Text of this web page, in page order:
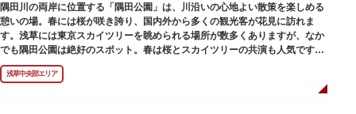
隅田川の両岸に位置する「隅田公園」は、川沿いの心地よい散策を楽しめる
憩いの場。春には桜が咲き誇り、国内外から多くの観光客が花見に訪れま
す。浅草には東京スカイツリーを眺められる場所が数多くありますが、なか
でも隅田公園は絶好のスポット。春は桜とスカイツリーの共演も人気です。
川沿いにある「隅田公園オープンカフェ」は、店舗の一部を屋外にした開放
的なカフェ・レストラン。綺麗な景色を眺めながら、コーヒー片手にのんび
りと過ごしても良いですね。また、クジラの滑り台が目印の「遊具広場」は
浅草中央部エリア